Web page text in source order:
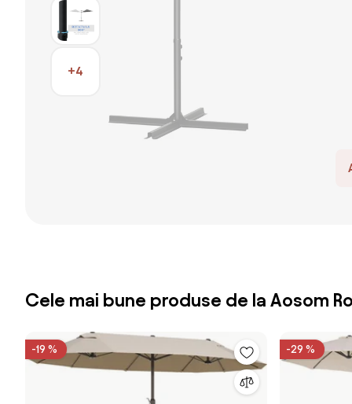
+4
Cele mai bune produse de la Aosom
-19 % -29 %